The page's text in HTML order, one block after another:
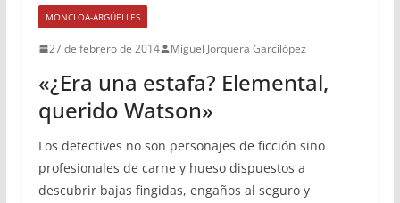
MONCLOA-ARGÜELLES
27 de febrero de 2014 Miguel Jorquera Garcilópez
«¿Era una estafa? Elemental,
querido Watson»
Los detectives no son personajes de ficción sino
profesionales de carne y hueso dispuestos a
descubrir bajas fingidas, engaños al seguro y